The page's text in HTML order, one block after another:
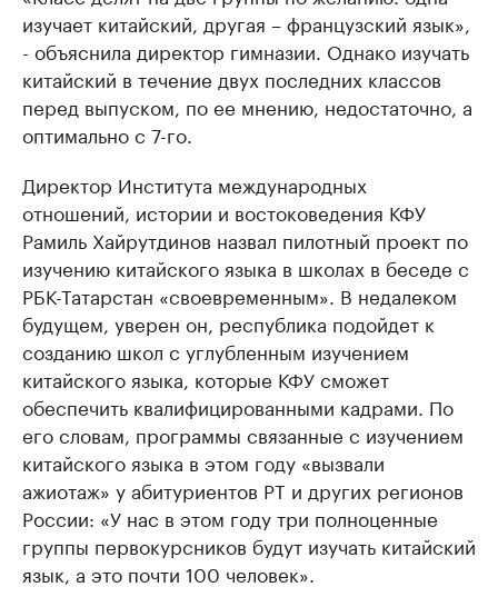
изучает китайский, другая – французский язык»,
- объяснила директор гимназии. Однако изучать
китайский в течение двух последних классов
перед выпуском, по ее мнению, недостаточно, а
оптимально с 7-го.
Директор Института международных
отношений, истории и востоковедения КФУ
Рамиль Хайрутдинов назвал пилотный проект по
изучению китайского языка в школах в беседе с
РБК-Татарстан «своевременным». В недалеком
будущем, уверен он, республика подойдет к
созданию школ с углубленным изучением
китайского языка, которые КФУ сможет
обеспечить квалифицированными кадрами. По
его словам, программы связанные с изучением
китайского языка в этом году «вызвали
ажиотаж» у абитуриентов РТ и других регионов
России: «У нас в этом году три полноценные
группы первокурсников будут изучать китайский
язык, а это почти 100 человек».